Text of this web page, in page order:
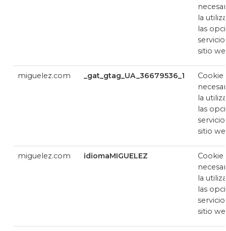
la
las
sitio
miguelez.com _gat_gtag_UA_36679536_1
Cookie
la
las
sitio
miguelez.com idiomaMIGUELEZ
Cookie
la
las
sitio